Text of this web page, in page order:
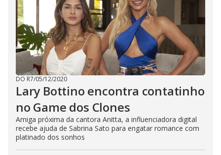
DO R7/05/12/2020
Lary Bottino encontra contatinho
no Game dos Clones
Amiga próxima da cantora Anitta, a influenciadora digital
recebe ajuda de Sabrina Sato para engatar romance com
platinado dos sonhos